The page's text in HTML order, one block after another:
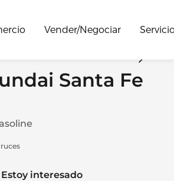
Vender/Negociar
Santa Fe
Estoy interesado